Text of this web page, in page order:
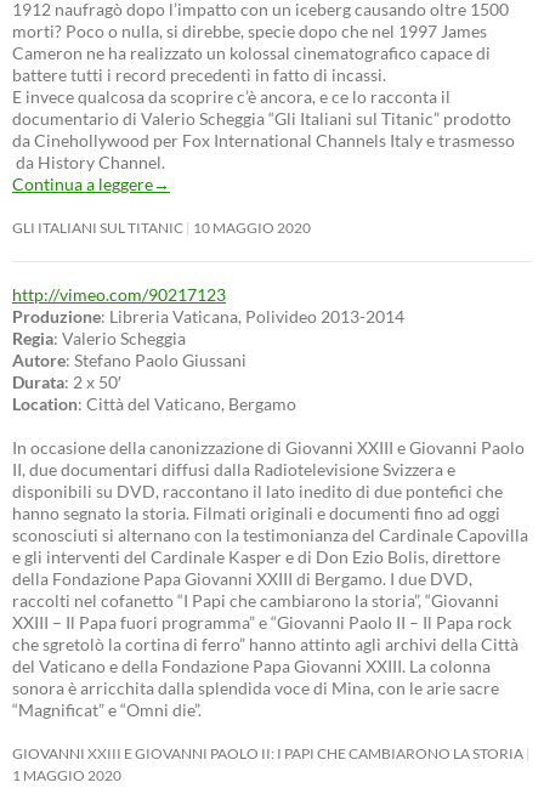
1912 naufragò dopo l’impatto con un iceberg causando oltre 1500
morti? Poco o nulla, si direbbe, specie dopo che nel 1997 James
Cameron ne ha realizzato un kolossal cinematografico capace di
battere tutti i record precedenti in fatto di incassi.
E invece qualcosa da scoprire c’è ancora, e ce lo racconta il
documentario di Valerio Scheggia “Gli Italiani sul Titanic” prodotto
da Cinehollywood per Fox International Channels Italy e trasmesso
da History Channel.
Continua a leggere→
GLI ITALIANI SUL TITANIC 10 MAGGIO 2020
http://vimeo.com/90217123
Produzione: Libreria Vaticana, Polivideo 2013-2014
Regia: Valerio Scheggia
Autore: Stefano Paolo Giussani
Durata: 2 x 50′
Location: Città del Vaticano, Bergamo
In occasione della canonizzazione di Giovanni XXIII e Giovanni Paolo
II, due documentari diffusi dalla Radiotelevisione Svizzera e
disponibili su DVD, raccontano il lato inedito di due pontefici che
hanno segnato la storia. Filmati originali e documenti fino ad oggi
sconosciuti si alternano con la testimonianza del Cardinale Capovilla
e gli interventi del Cardinale Kasper e di Don Ezio Bolis, direttore
della Fondazione Papa Giovanni XXIII di Bergamo. I due DVD,
raccolti nel cofanetto “I Papi che cambiarono la storia”, “Giovanni
XXIII – Il Papa fuori programma” e “Giovanni Paolo II – Il Papa rock
che sgretolò la cortina di ferro” hanno attinto agli archivi della Città
del Vaticano e della Fondazione Papa Giovanni XXIII. La colonna
sonora è arricchita dalla splendida voce di Mina, con le arie sacre
“Magnificat” e “Omni die”.
GIOVANNI XXIII E GIOVANNI PAOLO II: I PAPI CHE CAMBIARONO LA STORIA
1 MAGGIO 2020